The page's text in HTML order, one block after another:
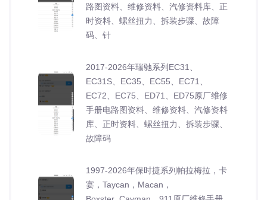
路图资料、维修资料、汽修资料库、正
时资料、螺丝扭力、拆装步骤、故障
码、针
2017-2026年瑞驰系列EC31、
EC31S、EC35、EC55、EC71、
EC72、EC75、ED71、ED75原厂维修
手册电路图资料、维修资料、汽修资料
库、正时资料、螺丝扭力、拆装步骤、
故障码
1997-2026年保时捷系列帕拉梅拉，卡
宴，Taycan，Macan，